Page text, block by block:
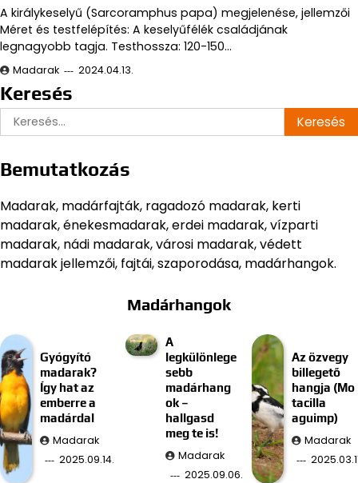
A királykeselyű (Sarcoramphus papa) megjelenése, jellemzői
Méret és testfelépítés: A keselyűfélék családjának
legnagyobb tagja. Testhossza: 120-150…
Madarak 2024.04.13.
Keresés
Keresés:
Bemutatkozás
Madarak, madárfajták, ragadozó madarak, kerti
madarak, énekesmadarak, erdei madarak, vízparti
madarak, nádi madarak, városi madarak, védett
madarak jellemzői, fajtái, szaporodása, madárhangok.
Madárhangok
Gyógyító
madarak?
Így hat az
emberre a
madárdal
Madarak
2025.09.14.
A
legkülönlege
sebb
madárhang
ok –
hallgasd
meg te is!
Madarak
2025.09.06.
Az özvegy
billegető
hangja (Mo
tacilla
aguimp)
Madarak